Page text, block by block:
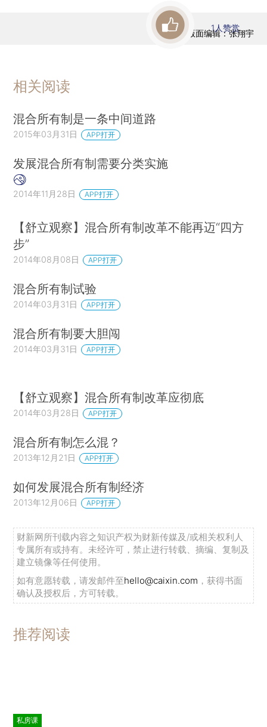
版面编辑：张翔宇
1人赞赏
相关阅读
混合所有制是一条中间道路
2015年03月31日 APP打开
发展混合所有制需要分类实施
2014年11月28日 APP打开
【舒立观察】混合所有制改革不能再迈“四方
步”
2014年08月08日 APP打开
混合所有制试验
2014年03月31日 APP打开
混合所有制要大胆闯
2014年03月31日 APP打开
【舒立观察】混合所有制改革应彻底
2014年03月28日 APP打开
混合所有制怎么混？
2013年12月21日 APP打开
如何发展混合所有制经济
2013年12月06日 APP打开
财新网所刊载内容之知识产权为财新传媒及/或相关权利人
专属所有或持有。未经许可，禁止进行转载、摘编、复制及
建立镜像等任何使用。
如有意愿转载，请发邮件至hello@caixin.com ，获得书面
确认及授权后，方可转载。
推荐阅读
私房课